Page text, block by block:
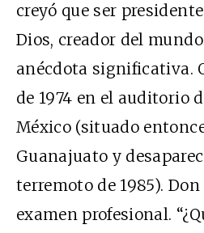
creyó que ser
Dios, creador del
anécdota significativa.
de 1974 en el auditorio
México (situado
Guanajuato y
terremoto de 1985).
examen profesional.